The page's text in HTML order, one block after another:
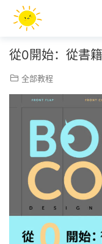
從0開始：從書
全部教程